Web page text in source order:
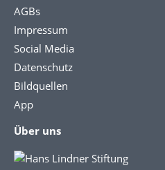
AGBs
Impressum
Social Media
Datenschutz
Bildquellen
App
Über uns